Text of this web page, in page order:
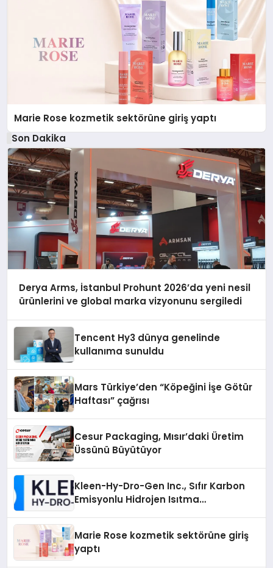
Marie Rose kozmetik sektörüne giriş yaptı
Son Dakika
Derya Arms, İstanbul Prohunt 2026’da yeni nesil
ürünlerini ve global marka vizyonunu sergiledi
Tencent Hy3 dünya genelinde
kullanıma sunuldu
Mars Türkiye’den “Köpeğini İşe Götür
Haftası” çağrısı
Cesur Packaging, Mısır’daki Üretim
Üssünü Büyütüyor
Kleen-Hy-Dro-Gen Inc., Sıfır Karbon
Emisyonlu Hidrojen Isıtma
Marie Rose kozmetik sektörüne giriş
yaptı